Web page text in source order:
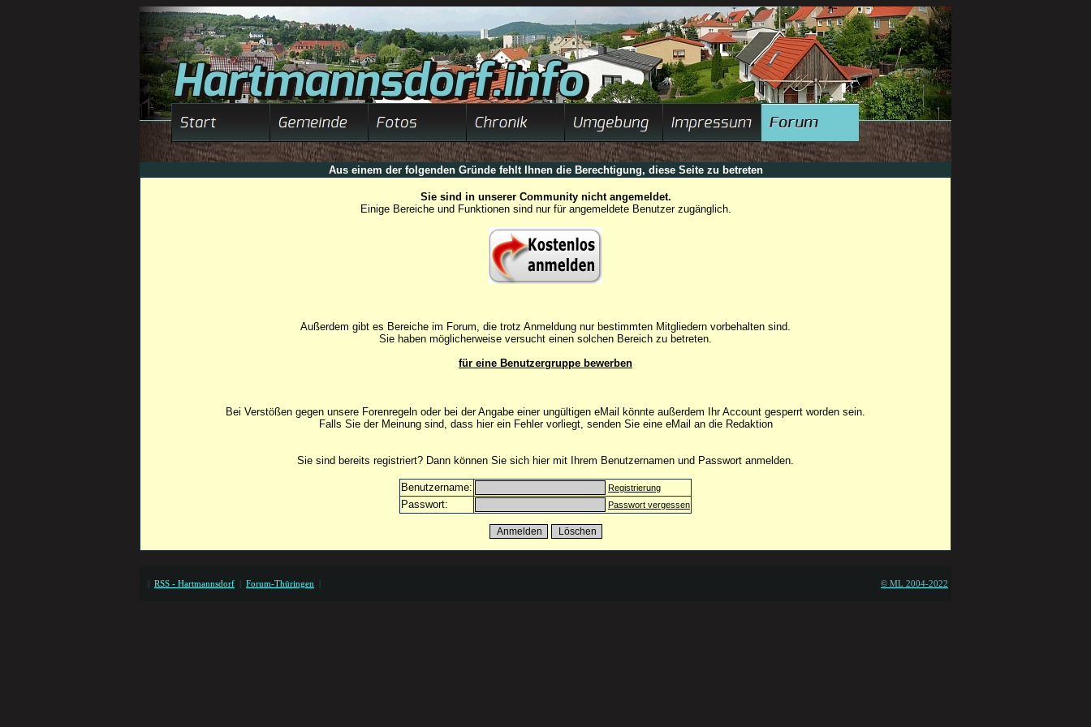
Aus einem der folgenden Gründe fehlt Ihnen die Berechtigung, diese Seite zu betreten
Sie sind in unserer Community nicht angemeldet.
Einige Bereiche und Funktionen sind nur für angemeldete Benutzer zugänglich.
Außerdem gibt es Bereiche im Forum, die trotz Anmeldung nur bestimmten Mitgliedern vorbehalten sind.
Sie haben möglicherweise versucht einen solchen Bereich zu betreten.
für eine Benutzergruppe bewerben
Bei Verstößen gegen unsere Forenregeln oder bei der Angabe einer ungültigen eMail könnte außerdem Ihr Account gesperrt worden sein.
Falls Sie der Meinung sind, dass hier ein Fehler vorliegt, senden Sie eine eMail an die Redaktion
Sie sind bereits registriert? Dann können Sie sich hier mit Ihrem Benutzernamen und Passwort anmelden.
Benutzername: Registrierung
Passwort: Passwort vergessen
| RSS - Hartmannsdorf | Forum-Thüringen | © ML 2004-2022